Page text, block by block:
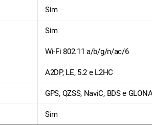
Sim
Sim
Wi-Fi 802.11 a/b/g/n/ac/6
A2DP, LE, 5.2 e L2HC
GPS, QZSS, NaviC, BDS e
Sim